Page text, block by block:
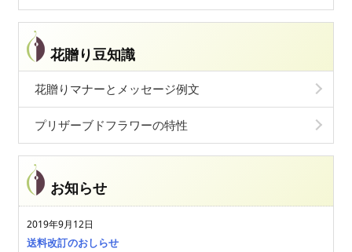
花贈り豆知識
花贈りマナーとメッセージ例文
プリザーブドフラワーの特性
お知らせ
2019年9月12日
送料改訂のおしらせ